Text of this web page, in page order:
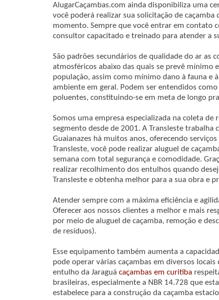
AlugarCaçambas.com ainda disponibiliza uma
você poderá realizar sua solicitação de
momento. Sempre que você entrar em contato
consultor capacitado e treinado para atender a
São padrões secundários de qualidade do ar as
atmosféricos abaixo das quais se prevê mínimo
população, assim como mínimo dano à fauna e
ambiente em geral. Podem ser entendidos
poluentes, constituindo-se em meta de longo
Somos uma empresa especializada na coleta
segmento desde de 2001. A Transleste trabalha
Guaianazes há muitos anos, oferecendo
Transleste, você pode realizar aluguel de
semana com total segurança e comodidade.
realizar recolhimento dos entulhos quando
Transleste e obtenha melhor para a sua obra e
Atender sempre com a máxima eficiência e
Oferecer aos nossos clientes a melhor e mais
por meio de aluguel de caçamba, remoção e
de resíduos).
Esse equipamento também aumenta a
pode operar várias caçambas em diversos locais
entulho da Jaraguá caçambas em curitiba
brasileiras, especialmente a NBR 14.728 que
estabelece para a construção da caçamba